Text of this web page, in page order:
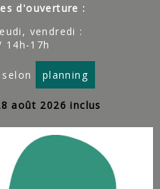
d'ouverture :
vendredi :
14h-17h
planning
août 2026 inclus